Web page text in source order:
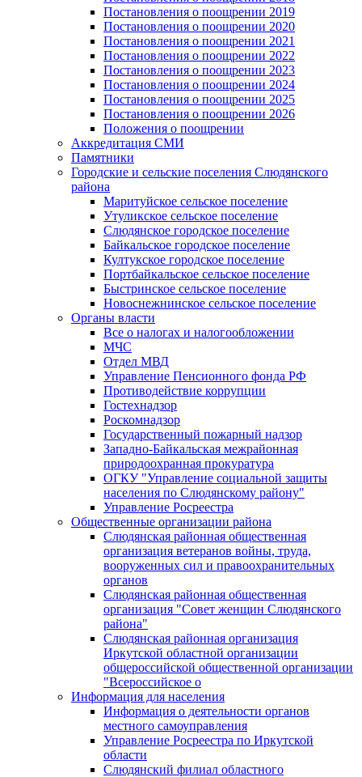
Постановления о поощрении 2019
Постановления о поощрении 2020
Постановления о поощрении 2021
Постановления о поощрении 2022
Постановления о поощрении 2023
Постановления о поощрении 2024
Постановления о поощрении 2025
Постановления о поощрении 2026
Положения о поощрении
Аккредитация СМИ
Памятники
Городские и сельские поселения Слюдянского
района
Маритуйское сельское поселение
Утуликское сельское поселение
Слюдянское городское поселение
Байкальское городское поселение
Култукское городское поселение
Портбайкальское сельское поселение
Быстринское сельское поселение
Новоснежнинское сельское поселение
Органы власти
Все о налогах и налогообложении
МЧС
Отдел МВД
Управление Пенсионного фонда РФ
Противодействие коррупции
Гостехнадзор
Роскомнадзор
Государственный пожарный надзор
Западно-Байкальская межрайонная
природоохранная прокуратура
ОГКУ "Управление социальной защиты
населения по Слюдянскому району"
Управление Росреестра
Общественные организации района
Слюдянская районная общественная
организация ветеранов войны, труда,
вооруженных сил и правоохранительных
органов
Слюдянская районная общественная
организация "Совет женщин Слюдянского
района"
Слюдянская районная организация
Иркутской областной организации
общероссийской общественной организации
"Всероссийское о
Информация для населения
Информация о деятельности органов
местного самоуправления
Управление Росреестра по Иркутской
области
Слюдянский филиал областного